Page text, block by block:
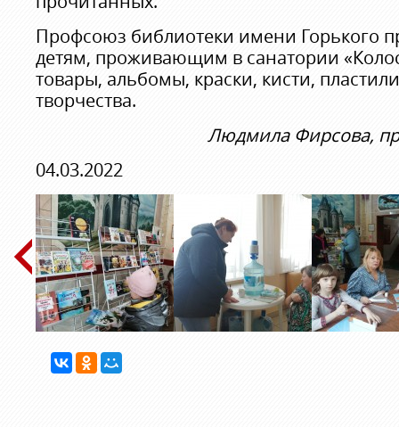
Профсоюз библиотеки имени Горького
детям, проживающим в санатории
товары, альбомы, краски, кисти,
творчества.
Людмила Фирсова,
04.03.2022